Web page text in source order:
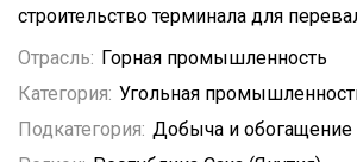
строительство терминала для
Отрасль: Горная промышленность
Категория: Угольная
Подкатегория: Добыча и обогащение